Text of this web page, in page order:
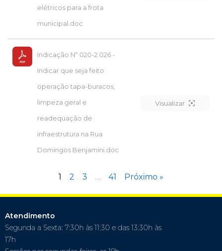
elétricos para a frota
municipal.doc
Indicação Nº 020-2.026 -
Indicar que seja feito
operação tapa-buracos,
limpeza geral e
readequação de
infraestrutura na Rua
Domingos Benjamini.doc
Visualizar
1 2 3 … 41 Próximo »
Atendimento
Segunda a Sexta: 7:30h às 11:30 e das 13:30h às
17h